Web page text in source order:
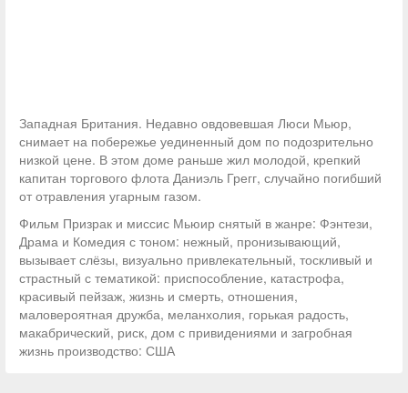
Западная Британия. Недавно овдовевшая Люси Мьюр,
снимает на побережье уединенный дом по подозрительно
низкой цене. В этом доме раньше жил молодой, крепкий
капитан торгового флота Даниэль Грегг, случайно погибший
от отравления угарным газом.
Фильм Призрак и миссис Мьюир снятый в жанре: Фэнтези,
Драма и Комедия с тоном: нежный, пронизывающий,
вызывает слёзы, визуально привлекательный, тоскливый и
страстный с тематикой: приспособление, катастрофа,
красивый пейзаж, жизнь и смерть, отношения,
маловероятная дружба, меланхолия, горькая радость,
макабрический, риск, дом с привидениями и загробная
жизнь производство: США